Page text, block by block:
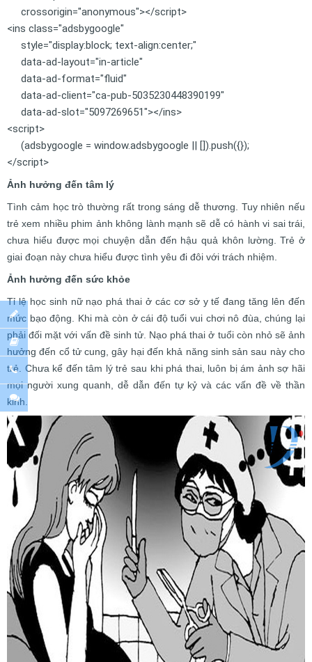
crossorigin="anonymous"></script>
<ins class="adsbygoogle"
style="display:block; text-align:center;"
data-ad-layout="in-article"
data-ad-format="fluid"
data-ad-client="ca-pub-5035230448390199"
data-ad-slot="5097269651"></ins>
<script>
(adsbygoogle = window.adsbygoogle || []).push({});
</script>
Ảnh hưởng đến tâm lý
Tình cảm học trò thường rất trong sáng dễ thương. Tuy nhiên nếu
trẻ xem nhiều phim ảnh không lành mạnh sẽ dễ có hành vi sai trái,
chưa hiểu được mọi chuyện dẫn đến hậu quả khôn lường. Trẻ ở
giai đoạn này chưa hiểu được tình yêu đi đôi với trách nhiệm.
Ảnh hưởng đến sức khỏe
Tỉ lệ học sinh nữ nạo phá thai ở các cơ sở y tế đang tăng lên đến
mức bạo động. Khi mà còn ở cái độ tuổi vui chơi nô đùa, chúng lại
phải đối mặt với vấn đề sinh tử. Nạo phá thai ở tuổi còn nhỏ sẽ ảnh
hưởng đến cổ tử cung, gây hại đến khả năng sinh sản sau này cho
trẻ. Chưa kể đến tâm lý trẻ sau khi phá thai, luôn bị ám ảnh sợ hãi
mọi người xung quanh, dễ dẫn đến tự kỷ và các vấn đề về thần
kinh.